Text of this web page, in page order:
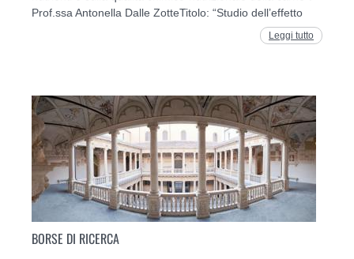
Prof.ssa Antonella Dalle ZotteTitolo: “Studio dell’effetto
Leggi tutto
BORSE DI RICERCA